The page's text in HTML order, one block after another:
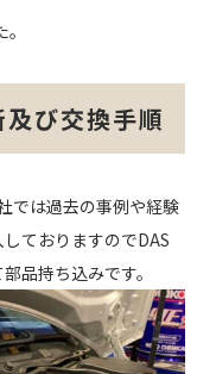
び交換手順
では過去の事例や経験
ておりますのでDAS
品持ち込みです。